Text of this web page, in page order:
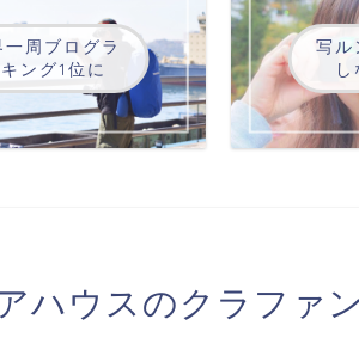
一周ブログラ
ング1位に
写ル
ハウスのクラファ